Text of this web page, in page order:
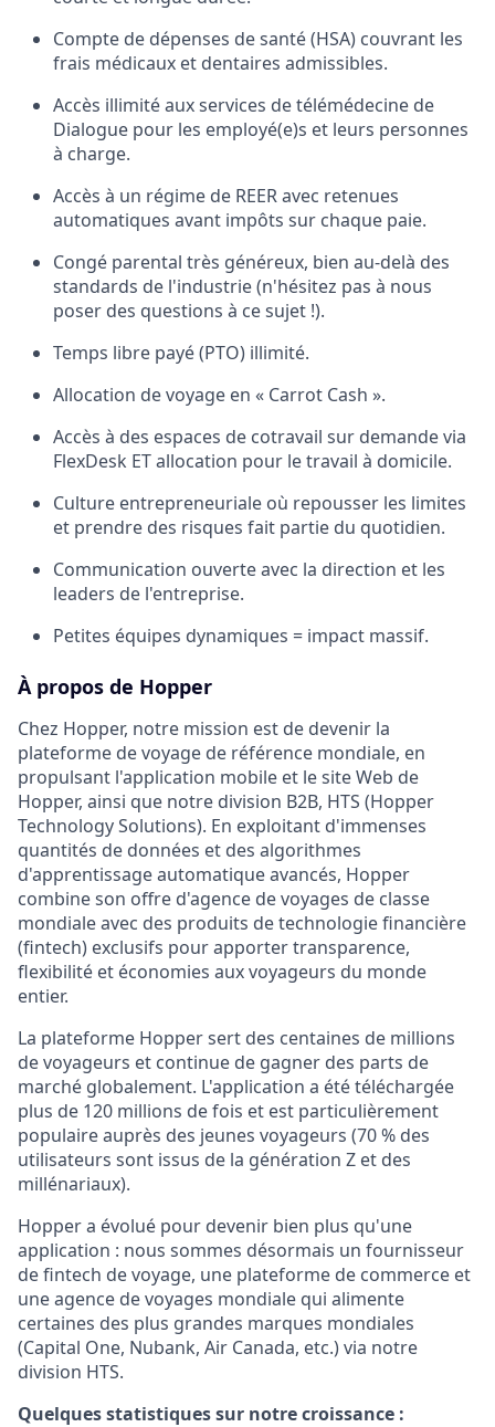
Compte de dépenses de santé (HSA) couvrant les
frais médicaux et dentaires admissibles.
Accès illimité aux services de télémédecine de
Dialogue pour les employé(e)s et leurs personnes
à charge.
Accès à un régime de REER avec retenues
automatiques avant impôts sur chaque paie.
Congé parental très généreux, bien au-delà des
standards de l'industrie (n'hésitez pas à nous
poser des questions à ce sujet !).
Temps libre payé (PTO) illimité.
Allocation de voyage en « Carrot Cash ».
Accès à des espaces de cotravail sur demande via
FlexDesk ET allocation pour le travail à domicile.
Culture entrepreneuriale où repousser les limites
et prendre des risques fait partie du quotidien.
Communication ouverte avec la direction et les
leaders de l'entreprise.
Petites équipes dynamiques = impact massif.
À propos de Hopper
Chez Hopper, notre mission est de devenir la
plateforme de voyage de référence mondiale, en
propulsant l'application mobile et le site Web de
Hopper, ainsi que notre division B2B, HTS (Hopper
Technology Solutions). En exploitant d'immenses
quantités de données et des algorithmes
d'apprentissage automatique avancés, Hopper
combine son offre d'agence de voyages de classe
mondiale avec des produits de technologie financière
(fintech) exclusifs pour apporter transparence,
flexibilité et économies aux voyageurs du monde
entier.
La plateforme Hopper sert des centaines de millions
de voyageurs et continue de gagner des parts de
marché globalement. L'application a été téléchargée
plus de 120 millions de fois et est particulièrement
populaire auprès des jeunes voyageurs (70 % des
utilisateurs sont issus de la génération Z et des
millénariaux).
Hopper a évolué pour devenir bien plus qu'une
application : nous sommes désormais un fournisseur
de fintech de voyage, une plateforme de commerce et
une agence de voyages mondiale qui alimente
certaines des plus grandes marques mondiales
(Capital One, Nubank, Air Canada, etc.) via notre
division HTS.
Quelques statistiques sur notre croissance :